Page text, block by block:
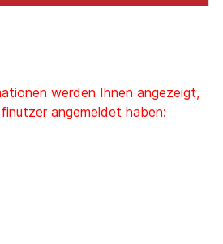
werden Ihnen angezeigt,
angemeldet haben: